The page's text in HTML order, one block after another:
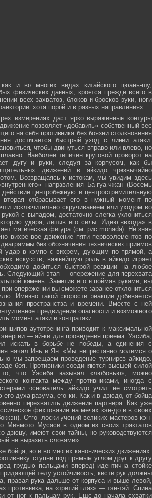
и во многих видах китайского цюань-шу,
физических данных, кроется прежде всего в
всех захватов, блоков и бросков руки, ноги
хотя порой и в разных направлениях.
измерениях даст ярко выраженные контуры
позволяет «добавить» собственный вес
на себя противника без боязни столкновения
достигается быстрый уход с линии атаки.
чтобы двинуться вправо или влево, но
Наиболее типичен круговой проворот на
дугу и руки, следуя за корпусом, как бы
движений в айкидо чрезвычайно
Возвращаясь к истокам, мы увидим здесь
направления Ба-гуа-чжан (Восемь
центробежную и центростремительную
отбрасывает его в нужный момент по
исключительно скручиванием или уходом во
с выпадом, достаточно слегка уклониться
удара, лишив его силы. Идею «входа» в
магическая фигура (см. рис monada). Не зная
вихре вое движение пяти первоэлементов по
без обозначения технических приемов
удар в кэмпо с вихрем, дующим по прямой, а
искусств, важнейшую роль в айкидо играет
добиться быстрой реакции на любое
Следующий этап — опережение для перехвата
камень. Заметив его и поймав руками, вы
опережении вы сможете заранее отклониться
Именно такой скорости реакции добивается
пространства и времени. Вместе с ней
предвидение опасности и возможного
момент атаки и контратаки.
аутотренинга приводит к максимальной
— ай-ки для проведения приема. Уэсиба,
искать в борьбе не победы, а единения с
начал Инь и Ян. «Мы непрестанно молимся о
мы запрещаем проведение турниров айкидо.
боя. Противники соединяются высшей силой
что Уэсиба называл «любовью», можно
контакта между противниками, иногда с
основатель айкидо учил не смотреть
его духа-разума, его ки. Как и в дзюдо, от бойца
перехватить движение партнера. Как уже
фехтование на мечах кэн-до и в своих
Отго- лоски учений великих мастеров кэн-
Миямото Мусаси в одном из своих трактатов
дзюцу, имеют свои тайны, но руководствуются
не выразить словами».
бойца, но и во многих канонических движениях.
ступни под прямым углом друг к другу
грудью пальцами вперед) идентична стойке
телу устойчивость, кисти рук должны
правая рука дальше от корпуса и выше левой,
противника, на «третий глаз» — тэн-тэй. Спина
от ног к пальцам рук. Еще до начала схватки